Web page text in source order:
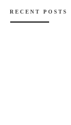
RECENT POSTS